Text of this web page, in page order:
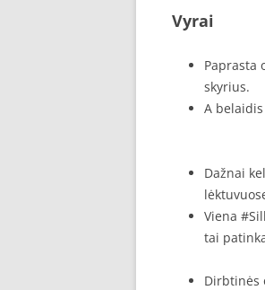
Vyrai
Paprasta
skyrius.
A
Dažnai
Viena
tai
Dirbtinės